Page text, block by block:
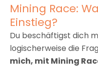
Mining Race:
Einstieg?
Du beschäftigst dich
logischerweise die
mich, mit Mining